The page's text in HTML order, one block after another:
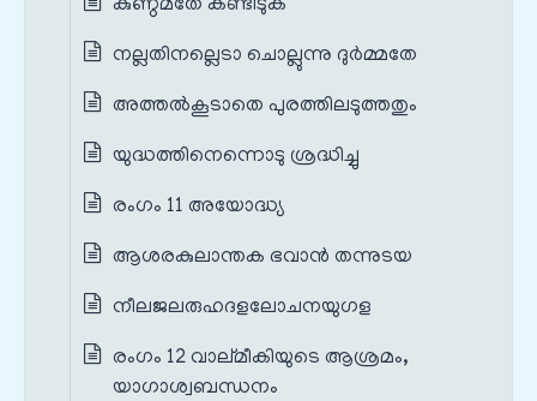
കുണ്ഠമതേ കണ്ടീടുക
നല്ലതിനല്ലെടാ ചൊല്ലുന്നു ദുര്‍മ്മതേ
അത്തല്‍കൂടാതെ പുരത്തിലടുത്തതും
യുദ്ധത്തിനെന്നൊടു ശ്രദ്ധിച്ചു
രംഗം 11 അയോദ്ധ്യ
ആശരകുലാന്തക ഭവാന്‍ തന്നുടയ
നീലജലരുഹദളലോചനയുഗള
രംഗം 12 വാല്മീകിയുടെ ആശ്രമം,
യാഗാശ്വബന്ധനം